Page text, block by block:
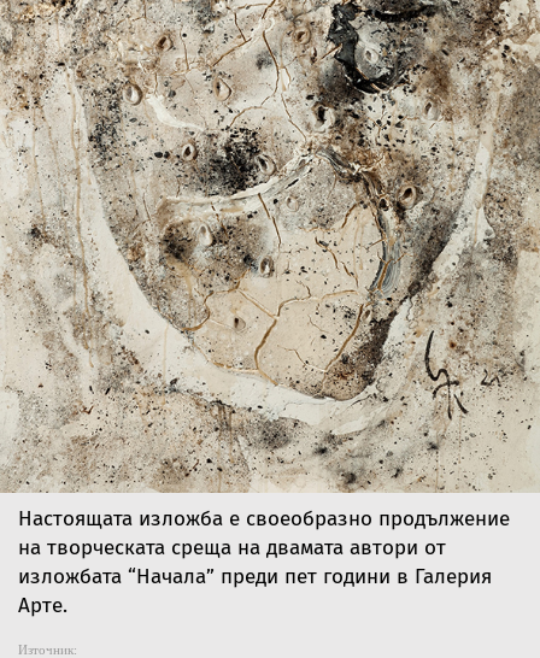
Настоящата изложба е своеобразно продължение
на творческата среща на двамата автори от
изложбата “Начала” преди пет години в Галерия
Арте.
Източник: